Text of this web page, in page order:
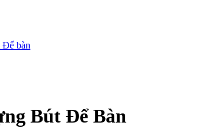
bàn
Bút Để Bàn